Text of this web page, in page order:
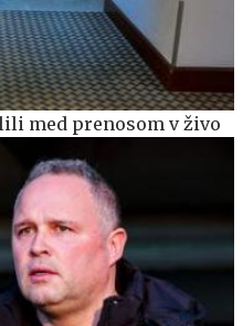
med prenosom v živo